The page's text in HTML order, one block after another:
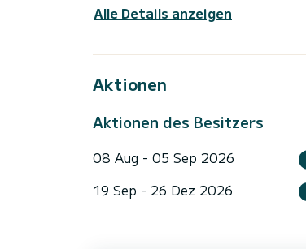
Alle Details anzeigen
Aktionen
Aktionen des Besitzers
08 Aug - 05 Sep 2026
19 Sep - 26 Dez 2026